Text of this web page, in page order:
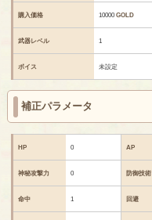
購入価格 10000GOLD
武器レベル 1
ボイス 未設定
補正パラメータ
HP 0 AP
神秘攻撃力 0 防御技術
命中 1 回避